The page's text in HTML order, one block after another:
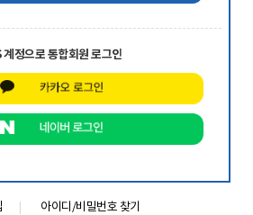
계정으로 통합회원 로그인
아이디/비밀번호 찾기